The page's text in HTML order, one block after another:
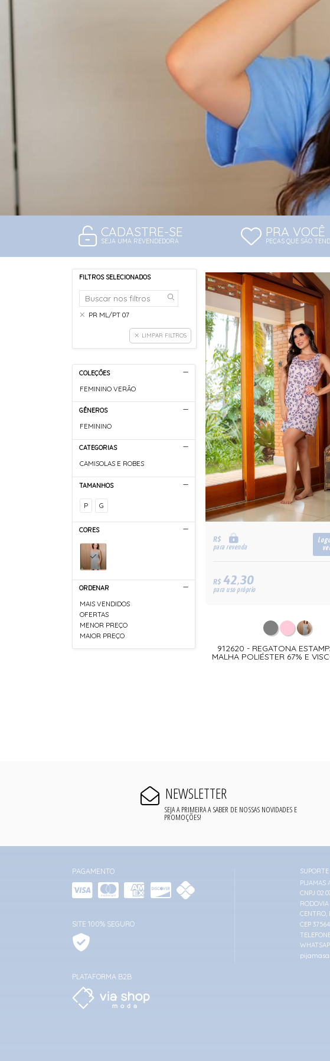
CADASTRE-SE
SEJA UMA REVENDEDORA
PRA VOCÊ
PEÇAS QUE SÃO
FILTROS SELECIONADOS
PR ML/PT 07
LIMPAR FILTROS
COLEÇÕES
FEMININO VERÃO
GÊNEROS
FEMININO
CATEGORIAS
CAMISOLAS E ROBES
TAMANHOS
P G
CORES
ORDENAR
MAIS VENDIDOS
OFERTAS
MENOR PREÇO
MAIOR PREÇO
R$
para revenda
R$42,30
para uso próprio
912620 - REGATONA
MALHA POLIÉSTER 67% E
NEWSLETTER
SEJA A PRIMEIRA A SABER DE NOSSAS NOVIDADES E
PROMOÇÕES!
PAGAMENTO
SITE 100% SEGURO
PLATAFORMA B2B
SUPORTE
PIJAMAS
CNPJ
RODOVIA
CENTRO,
CEP